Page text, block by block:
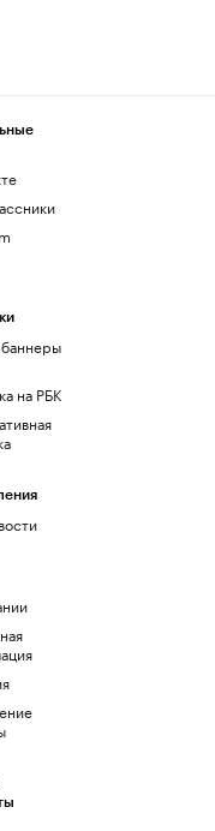
на РБК